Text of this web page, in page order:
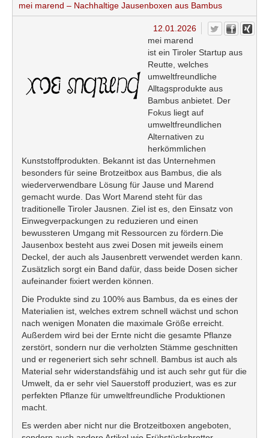
mei marend – Nachhaltige Jausenboxen aus Bambus
12.01.2026
mei marend
ist ein Tiroler Startup aus
Reutte, welches
umweltfreundliche
Alltagsprodukte aus
Bambus anbietet. Der
Fokus liegt auf
umweltfreundlichen
Alternativen zu
herkömmlichen
Kunststoffprodukten. Bekannt ist das Unternehmen
besonders für seine Brotzeitbox aus Bambus, die als
wiederverwendbare Lösung für Jause und Marend
gemacht wurde. Das Wort Marend steht für das
traditionelle Tiroler Jausnen. Ziel ist es, den Einsatz von
Einwegverpackungen zu reduzieren und einen
bewussteren Umgang mit Ressourcen zu fördern.Die
Jausenbox besteht aus zwei Dosen mit jeweils einem
Deckel, der auch als Jausenbrett verwendet werden kann.
Zusätzlich sorgt ein Band dafür, dass beide Dosen sicher
aufeinander fixiert werden können.
Die Produkte sind zu 100% aus Bambus, da es eines der
Materialien ist, welches extrem schnell wächst und schon
nach wenigen Monaten die maximale Größe erreicht.
Außerdem wird bei der Ernte nicht die gesamte Pflanze
zerstört, sondern nur die verholzten Stämme geschnitten
und er regeneriert sich sehr schnell. Bambus ist auch als
Material sehr widerstandsfähig und ist auch sehr gut für die
Umwelt, da er sehr viel Sauerstoff produziert, was es zur
perfekten Pflanze für umweltfreundliche Produktionen
macht.
Es werden aber nicht nur die Brotzeitboxen angeboten,